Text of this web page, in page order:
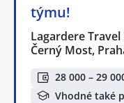
týmu!
Lagardere Travel
Černý Most,
28 000 – 29
Vhodné také